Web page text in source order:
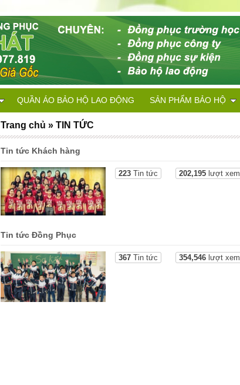
Tin tức Khách hàng
223Tin tức 202,195lượt xem
Tin tức Đồng Phục
367Tin tức 354,546lượt xem
Trang chủ »TIN TỨC
QUẦN ÁO BẢO HỘ LAO ĐỘNG SẢN PHẨM BẢO HỘ